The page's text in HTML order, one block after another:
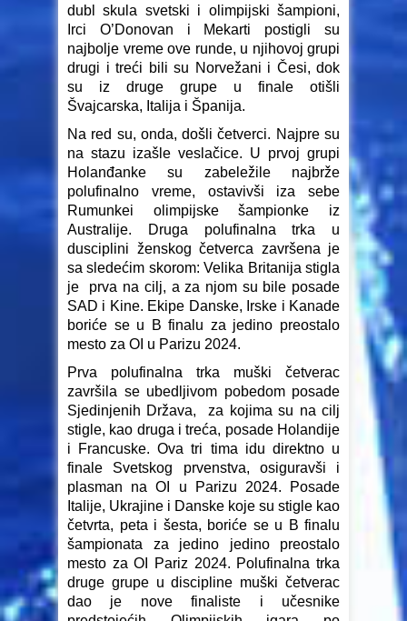
dubl skula svetski i olimpijski šampioni,
Irci O’Donovan i Mekarti postigli su
najbolje vreme ove runde, u njihovoj grupi
drugi i treći bili su Norvežani i Česi, dok
su iz druge grupe u finale otišli
Švajcarska, Italija i Španija.
Na red su, onda, došli četverci. Najpre su
na stazu izašle veslačice. U prvoj grupi
Holanđanke su zabeležile najbrže
polufinalno vreme, ostavivši iza sebe
Rumunkei olimpijske šampionke iz
Australije. Druga polufinalna trka u
dusciplini ženskog četverca završena je
sa sledećim skorom: Velika Britanija stigla
je prva na cilj, a za njom su bile posade
SAD i Kine. Ekipe Danske, Irske i Kanade
boriće se u B finalu za jedino preostalo
mesto za OI u Parizu 2024.
Prva polufinalna trka muški četverac
završila se ubedljivom pobedom posade
Sjedinjenih Država, za kojima su na cilj
stigle, kao druga i treća, posade Holandije
i Francuske. Ova tri tima idu direktno u
finale Svetskog prvenstva, osiguravši i
plasman na OI u Parizu 2024. Posade
Italije, Ukrajine i Danske koje su stigle kao
četvrta, peta i šesta, boriće se u B finalu
šampionata za jedino jedino preostalo
mesto za OI Pariz 2024. Polufinalna trka
druge grupe u discipline muški četverac
dao je nove finaliste i učesnike